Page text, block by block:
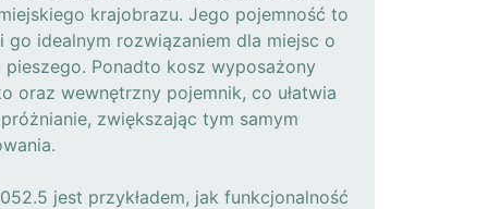
krajobrazu. Jego pojemność to
go idealnym rozwiązaniem dla miejsc o
pieszego. Ponadto kosz wyposażony
oraz wewnętrzny pojemnik, co ułatwia
zwiększając tym samym
jest przykładem, jak funkcjonalność